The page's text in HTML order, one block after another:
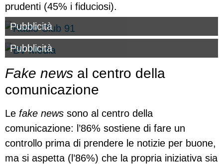
prudenti (45% i fiduciosi).
Pubblicità
Pubblicità
Fake news al centro della
comunicazione
Le fake news sono al centro della
comunicazione: l’86% sostiene di fare un
controllo prima di prendere le notizie per buone,
ma si aspetta (l’86%) che la propria iniziativa sia